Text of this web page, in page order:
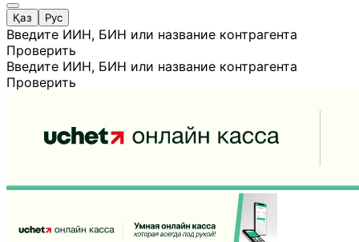
Қаз Рус
Введите ИИН, БИН или название контрагента
Проверить
Введите ИИН, БИН или название контрагента
Проверить